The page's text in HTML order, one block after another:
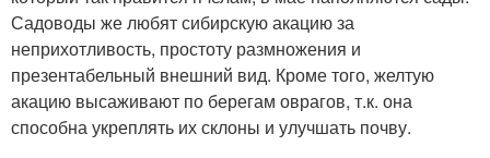
Садоводы же любят сибирскую акацию за
неприхотливость, простоту размножения и
презентабельный внешний вид. Кроме того, желтую
акацию высаживают по берегам оврагов, т.к. она
способна укреплять их склоны и улучшать почву.